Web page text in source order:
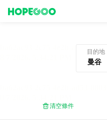
目的地
清空條件